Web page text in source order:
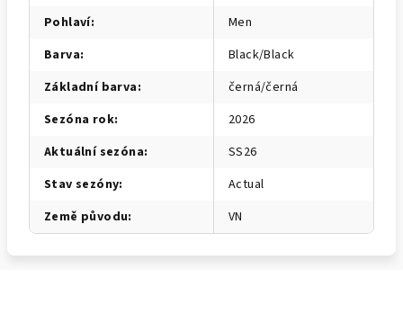
Pohlaví:
Men
Barva:
Black/Black
Základní barva:
černá/černá
Sezóna rok:
2026
Aktuální sezóna:
SS26
Stav sezóny:
Actual
Země původu: VN